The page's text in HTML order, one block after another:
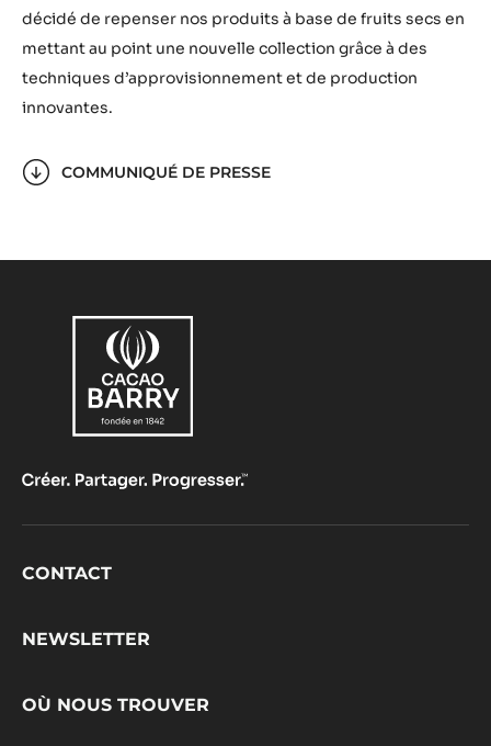
décidé de repenser nos produits à base de fruits secs en
mettant au point une nouvelle collection grâce à des
techniques d’approvisionnement et de production
innovantes.
COMMUNIQUÉ DE PRESSE
Footer
CONTACT
NEWSLETTER
OÙ NOUS TROUVER